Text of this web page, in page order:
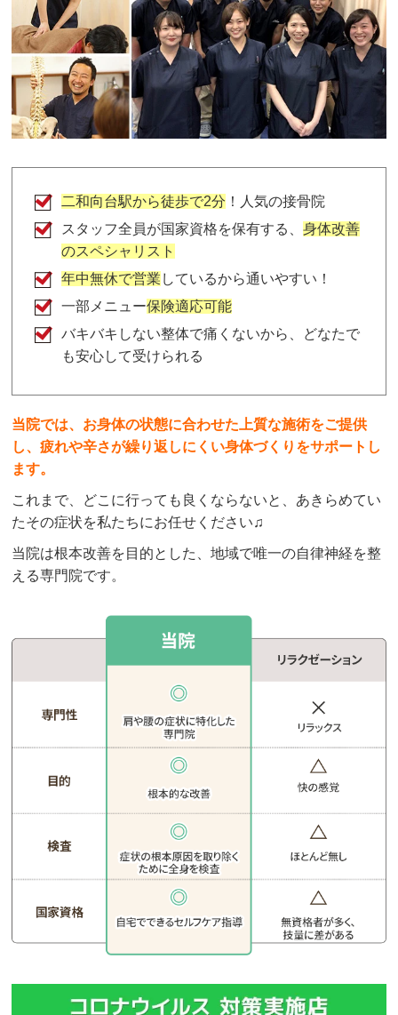
二和向台駅から徒歩で2分 ！人気の接骨院
スタッフ全員が国家資格を保有する、身体改善
のスペシャリスト
年中無休で営業 しているから通いやすい！
一部メニュー保険適応可能
バキバキしない整体で痛くないから、どなたで
も安心して受けられる
当院では、お身体の状態に合わせた上質な施術をご提供
し、疲れや辛さが繰り返しにくい身体づくりをサポートし
ます。
これまで、どこに行っても良くならないと、あきらめてい
たその症状を私たちにお任せください♫
当院は根本改善を目的とした、地域で唯一の自律神経を整
える専門院です。